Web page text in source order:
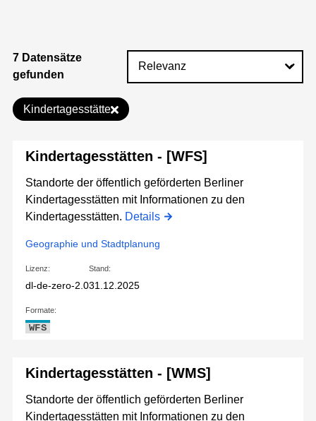
7 Datensätze
gefunden
Kindertagesstätte
Kindertagesstätten - [WFS]
Standorte der öffentlich geförderten Berliner
Kindertagesstätten mit Informationen zu den
Kindertagesstätten. Details
Geographie und Stadtplanung
Lizenz:
dl-de-zero-2.0
Stand:
31.12.2025
Formate:
WFS
Kindertagesstätten - [WMS]
Standorte der öffentlich geförderten Berliner
Kindertagesstätten mit Informationen zu den